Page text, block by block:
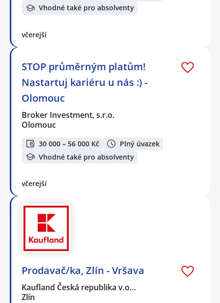
Vhodné také pro absolventy
včerejší
STOP průměrným platům!
Nastartuj kariéru u nás :) -
Olomouc
Broker Investment, s.r.o.
Olomouc
30 000 – 56 000 Kč
Plný úvazek
Vhodné také pro absolventy
včerejší
Prodavač/ka, Zlín - Vršava
Kaufland Česká republika v.o…
Zlín